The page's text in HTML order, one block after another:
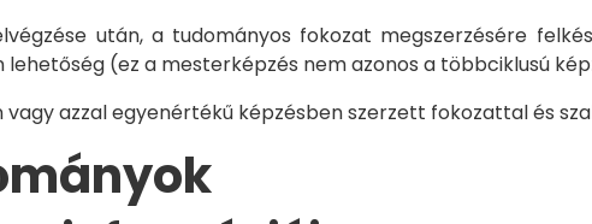
után, a tudományos fokozat megszerzésére
(ez a mesterképzés nem azonos a többciklusú
azzal egyenértékű képzésben szerzett fokozattal és